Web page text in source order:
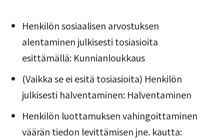
Henkilön sosiaalisen arvostuksen
alentaminen julkisesti tosiasioita
esittämällä: Kunnianloukkaus
(Vaikka se ei esitä tosiasioita) Henkilön
julkisesti halventaminen: Halventaminen
Henkilön luottamuksen vahingoittaminen
väärän tiedon levittämisen jne. kautta: